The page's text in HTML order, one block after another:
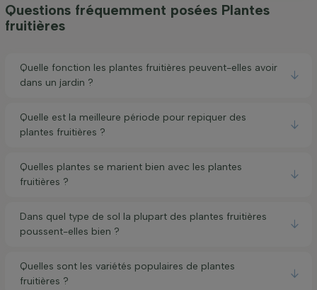
Questions fréquemment posées Plantes
fruitières
Quelle fonction les plantes fruitières peuvent-elles avoir
dans un jardin ?
Quelle est la meilleure période pour repiquer des
plantes fruitières ?
Quelles plantes se marient bien avec les plantes
fruitières ?
Dans quel type de sol la plupart des plantes fruitières
poussent-elles bien ?
Quelles sont les variétés populaires de plantes
fruitières ?